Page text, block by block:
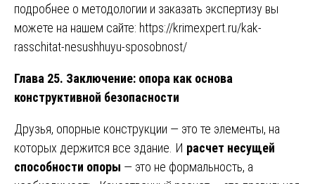
подробнее о методологии и заказать экспертизу вы
можете на нашем сайте: https://krimexpert.ru/kak-
rasschitat-nesushhuyu-sposobnost/
Глава 25. Заключение: опора как основа
конструктивной безопасности
Друзья, опорные конструкции — это те элементы, на
которых держится все здание. И расчет несущей
способности опоры — это не формальность, а